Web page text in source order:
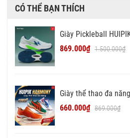
CÓ THỂ BẠN THÍCH
Giày Pickleball
869.000₫ 1.500.000₫
Giày thể thao đa
660.000₫ 869.000₫